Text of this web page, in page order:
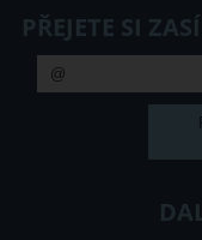
PŘEJETE SI